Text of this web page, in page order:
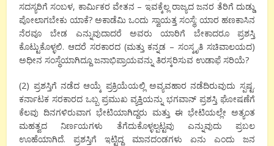
ಸದಸ್ಯರಿಗೆ ಸಂಬಳ, ಕಾರ್ಮಿಕರ ವೇತನ – ಇವಕ್ಕೆಲ್ಲ ರಾಜ್ಯದ ಜನರ ತೆರಿಗೆ ದುಡ್ಡು
ಪೋಲಾಗಬೇಕು ಯಾಕೆ? ಅಕಾಡೆಮಿ ಒಂದು ಸ್ವಾಯತ್ತ ಸಂಸ್ಥೆ; ಯಾರ ಹಣಕಾಸಿನ
ನೆರವೂ ಬೇಡ ಎನ್ನುವುದಾದರೆ ಅವರು ಯಾರಿಗೆ ಬೇಕಾದರೂ ಪ್ರಶಸ್ತಿ
ಕೊಟ್ಟುಕೊಳ್ಳಲಿ. ಆದರೆ ಸರಕಾರದ (ಮತ್ತು ಕನ್ನಡ – ಸಂಸ್ಕೃತಿ ಸಚಿವಾಲಯದ)
ಅಧೀನ ಸಂಸ್ಥೆಯಾಗಿದ್ದೂ ಜನಾಭಿಪ್ರಾಯವನ್ನು ತಿರಸ್ಕರಿಸುವ ಉಡಾಫೆ ಸರಿಯೆ?
(2) ಪ್ರಶಸ್ತಿಗೆ ನಡೆದ ಆಯ್ಕೆ ಪ್ರಕ್ರಿಯೆಯಲ್ಲಿ ಅವ್ಯವಹಾರ ನಡೆದಿರುವುದು ಸ್ಪಷ್ಟ.
ಕರ್ನಾಟಕ ಸರಕಾರದ ಒಬ್ಬ ಪ್ರಮುಖ ವ್ಯಕ್ತಿಯನ್ನು ಭಗವಾನ್ ಪ್ರಶಸ್ತಿ ಘೋಷಣೆಗೆ
ಕೆಲವು ದಿನಗಳಿರುವಾಗ ಭೇಟಿಯಾಗಿದ್ದರು ಮತ್ತು ಈ ಭೇಟಿಯಲ್ಲೇ ಅತ್ಯಂತ
ಮಹತ್ವದ ನಿರ್ಣಯಗಳು ತೆಗೆದುಕೊಳ್ಳಲ್ಪಟ್ಟವು ಎನ್ನುವುದು ಪ್ರಬಲ
ಊಹೆಯಾಗಿದೆ. ಪ್ರಶಸ್ತಿಗೆ ಇಟ್ಟಿದ್ದ ಮಾನದಂಡಗಳು ಏನು ಎಂದು ಜನ